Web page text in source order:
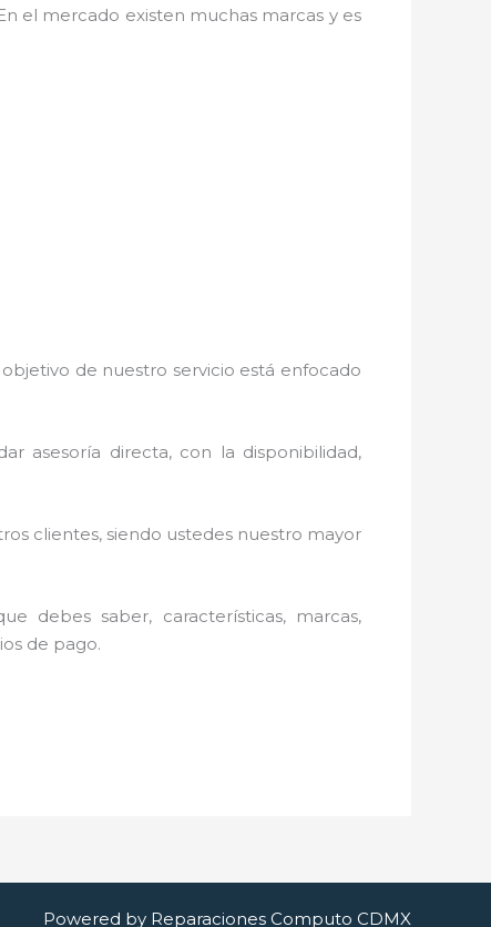
el mercado existen muchas marcas y es
de nuestro servicio está enfocado
asesoría directa, con la disponibilidad,
clientes, siendo ustedes nuestro mayor
debes saber, características, marcas,
de pago.
Powered by Reparaciones Computo CDMX